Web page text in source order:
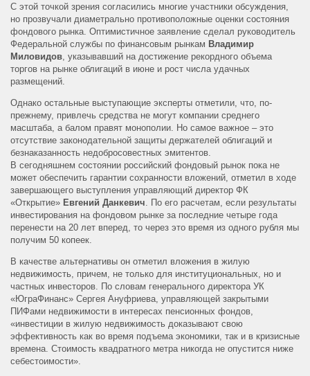
С этой точкой зрения согласились многие участники обсуждения,
но прозвучали диаметрально противоположные оценки состояния
фондового рынка. Оптимистичное заявление сделал руководитель
Федеральной службы по финансовым рынкам Владимир
Миловидов , указывавший на достижение рекордного объема
торгов на рынке облигаций в июне и рост числа удачных
размещений.
Однако остальные выступающие эксперты отметили, что, по-
прежнему, привлечь средства не могут компании среднего
масштаба, а балом правят монополии. Но самое важное – это
отсутствие законодательной защиты держателей облигаций и
безнаказанность недобросовестных эмитентов.
В сегодняшнем состоянии российский фондовый рынок пока не
может обеспечить гарантии сохранности вложений, отметил в ходе
завершающего выступления управляющий директор ФК
«Открытие» Евгений Данкевич . По его расчетам, если результаты
инвестирования на фондовом рынке за последние четыре года
перенести на 20 лет вперед, то через это время из одного рубля мы
получим 50 копеек.
В качестве альтернативы он отметил вложения в жилую
недвижимость, причем, не только для институциональных, но и
частных инвесторов. По словам генерального директора УК
«ЮграФинанс» Сергея Ануфриева, управляющей закрытыми
ПИФами недвижимости в интересах пенсионных фондов,
«инвестиции в жилую недвижимость доказывают свою
эффективность как во время подъема экономики, так и в кризисные
времена. Стоимость квадратного метра никогда не опустится ниже
себестоимости».